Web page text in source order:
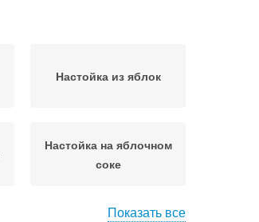
Настойка из яблок
Настойка на яблочном
соке
Показать все